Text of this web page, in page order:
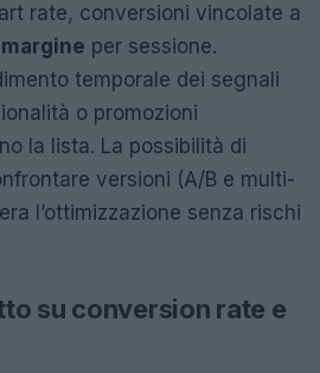
rate, conversioni vincolate a
margine per sessione.
temporale dei segnali
o promozioni
la lista. La possibilità di
versioni (A/B e multi-
l’ottimizzazione senza rischi
su conversion rate e